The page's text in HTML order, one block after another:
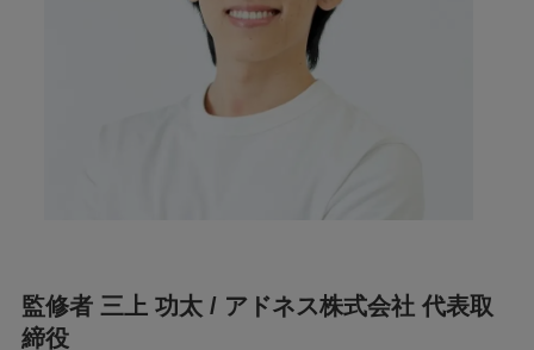
監修者 三上 功太 / アドネス株式会社 代表取
締役